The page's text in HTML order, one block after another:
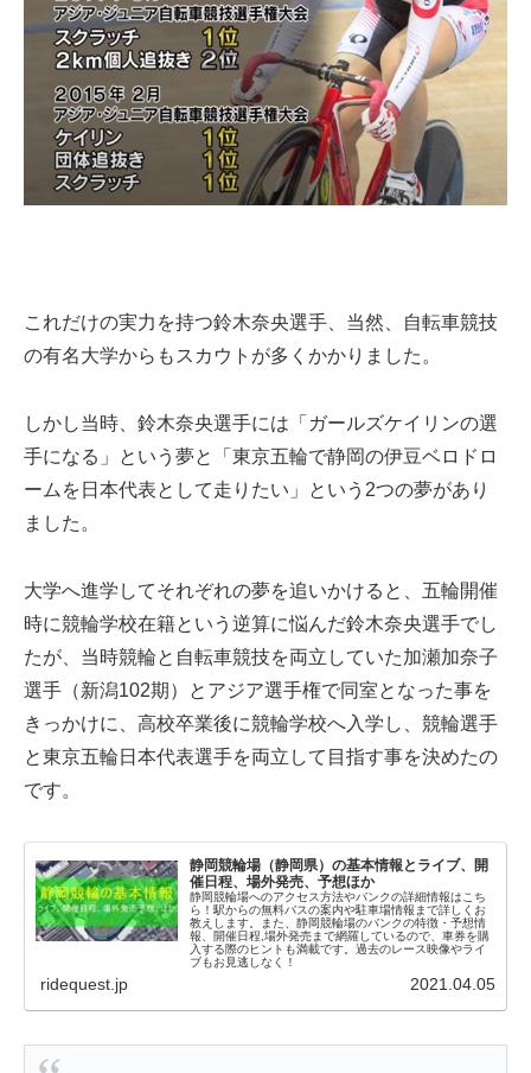
これだけの実力を持つ鈴木奈央選手、当然、自転車競技
の有名大学からもスカウトが多くかかりました。
しかし当時、鈴木奈央選手には「ガールズケイリンの選
手になる」という夢と「東京五輪で静岡の伊豆ベロドロ
ームを日本代表として走りたい」という2つの夢があり
ました。
大学へ進学してそれぞれの夢を追いかけると、五輪開催
時に競輪学校在籍という逆算に悩んだ鈴木奈央選手でし
たが、当時競輪と自転車競技を両立していた加瀬加奈子
選手（新潟102期）とアジア選手権で同室となった事を
きっかけに、高校卒業後に競輪学校へ入学し、競輪選手
と東京五輪日本代表選手を両立して目指す事を決めたの
です。
静岡競輪場（静岡県）の基本情報とライブ、開
催日程、場外発売、予想ほか
静岡競輪場へのアクセス方法やバンクの詳細情報はこち
ら！駅からの無料バスの案内や駐車場情報まで詳しくお
教えします。また、静岡競輪場のバンクの特徴・予想情
報、開催日程,場外発売まで網羅しているので、車券を購
入する際のヒントも満載です。過去のレース映像やライ
ブもお見逃しなく！
ridequest.jp 2021.04.05